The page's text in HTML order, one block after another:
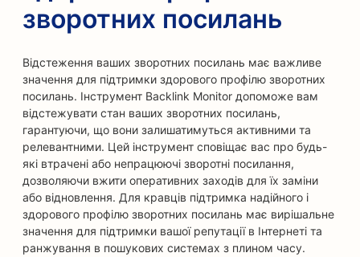
зворотних посилань
Відстеження ваших зворотних посилань має важливе
значення для підтримки здорового профілю зворотних
посилань. Інструмент Backlink Monitor допоможе вам
відстежувати стан ваших зворотних посилань,
гарантуючи, що вони залишатимуться активними та
релевантними. Цей інструмент сповіщає вас про будь-
які втрачені або непрацюючі зворотні посилання,
дозволяючи вжити оперативних заходів для їх заміни
або відновлення. Для кравців підтримка надійного і
здорового профілю зворотних посилань має вирішальне
значення для підтримки вашої репутації в Інтернеті та
ранжування в пошукових системах з плином часу.